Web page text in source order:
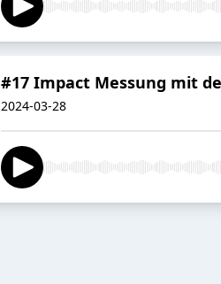
#17 Impact Messung mit
2024-03-28